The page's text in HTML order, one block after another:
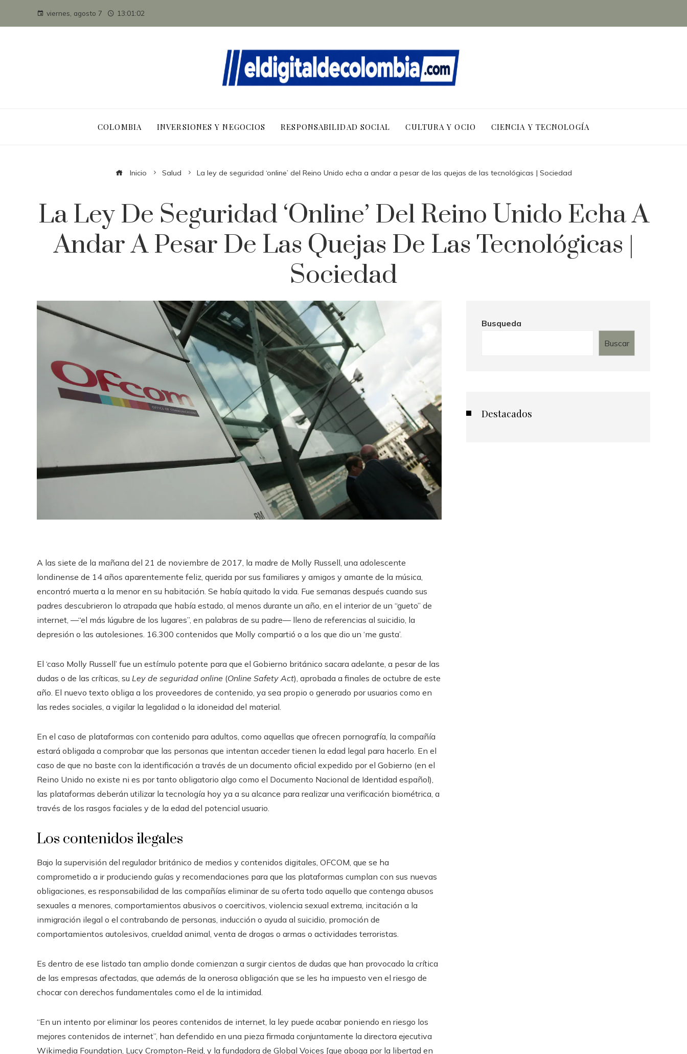
viernes, agosto 7 13:01:03
COLOMBIA INVERSIONES Y NEGOCIOS RESPONSABILIDAD SOCIAL CULTURA Y OCIO CIENCIA Y TECNOLOGÍA
Inicio Salud La ley de seguridad ‘online’ del Reino Unido echa a andar a pesar de las quejas de las tecnológicas | Sociedad
La Ley De Seguridad ‘online’ Del Reino Unido Echa A
Andar A Pesar De Las Quejas De Las Tecnológicas |
Sociedad
A las siete de la mañana del 21 de noviembre de 2017, la madre de Molly Russell, una adolescente
londinense de 14 años aparentemente feliz, querida por sus familiares y amigos y amante de la música,
encontró muerta a la menor en su habitación. Se había quitado la vida. Fue semanas después cuando sus
padres descubrieron lo atrapada que había estado, al menos durante un año, en el interior de un “gueto” de
internet, —“el más lúgubre de los lugares”, en palabras de su padre— lleno de referencias al suicidio, la
depresión o las autolesiones. 16.300 contenidos que Molly compartió o a los que dio un ‘me gusta’.
El ‘caso Molly Russell’ fue un estímulo potente para que el Gobierno británico sacara adelante, a pesar de las
dudas o de las críticas, su Ley de seguridad online (Online Safety Act), aprobada a finales de octubre de este
año. El nuevo texto obliga a los proveedores de contenido, ya sea propio o generado por usuarios como en
las redes sociales, a vigilar la legalidad o la idoneidad del material.
En el caso de plataformas con contenido para adultos, como aquellas que ofrecen pornografía, la compañía
estará obligada a comprobar que las personas que intentan acceder tienen la edad legal para hacerlo. En el
caso de que no baste con la identificación a través de un documento oficial expedido por el Gobierno (en el
Reino Unido no existe ni es por tanto obligatorio algo como el Documento Nacional de Identidad español),
las plataformas deberán utilizar la tecnología hoy ya a su alcance para realizar una verificación biométrica, a
través de los rasgos faciales y de la edad del potencial usuario.
Los contenidos ilegales
Bajo la supervisión del regulador británico de medios y contenidos digitales, OFCOM, que se ha
comprometido a ir produciendo guías y recomendaciones para que las plataformas cumplan con sus nuevas
obligaciones, es responsabilidad de las compañías eliminar de su oferta todo aquello que contenga abusos
sexuales a menores, comportamientos abusivos o coercitivos, violencia sexual extrema, incitación a la
inmigración ilegal o el contrabando de personas, inducción o ayuda al suicidio, promoción de
comportamientos autolesivos, crueldad animal, venta de drogas o armas o actividades terroristas.
Es dentro de ese listado tan amplio donde comienzan a surgir cientos de dudas que han provocado la crítica
de las empresas afectadas, que además de la onerosa obligación que se les ha impuesto ven el riesgo de
chocar con derechos fundamentales como el de la intimidad.
“En un intento por eliminar los peores contenidos de internet, la ley puede acabar poniendo en riesgo los
mejores contenidos de internet”, han defendido en una pieza firmada conjuntamente la directora ejecutiva
Wikimedia Foundation, Lucy Crompton-Reid, y la fundadora de Global Voices [que aboga por la libertad en
Busqueda
Buscar
Destacados